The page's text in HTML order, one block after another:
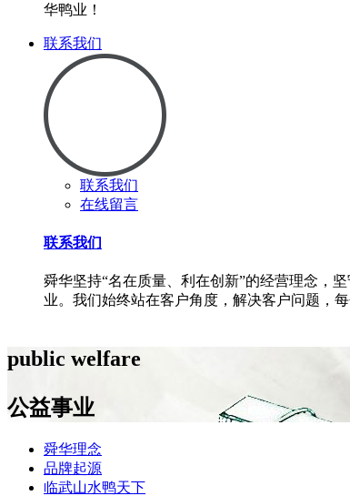
华鸭业！
联系我们
联系我们
在线留言
联系我们
舜华坚持“名在质量、利在创新”的经营理念，
业。我们始终站在客户角度，解决客户问题，
public welfare
公益事业
舜华理念
品牌起源
临武山水鸭天下